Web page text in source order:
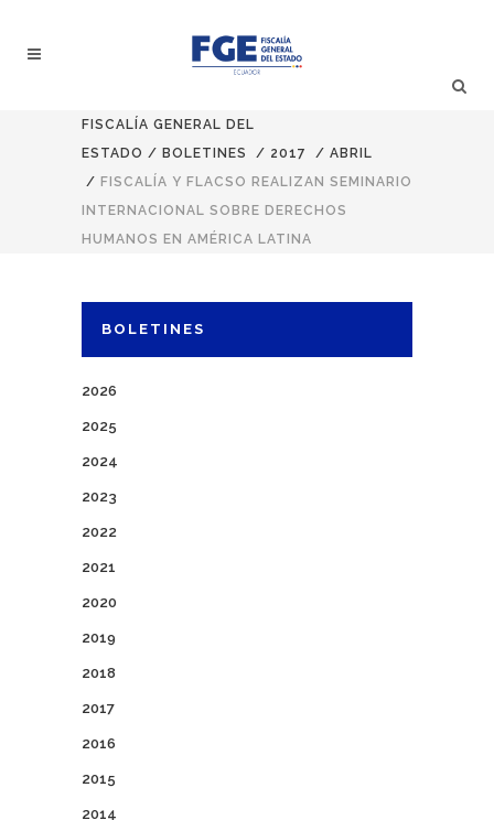
FISCALÍA GENERAL DEL
ESTADO / BOLETINES / 2017 / ABRIL
/ FISCALÍA Y FLACSO REALIZAN SEMINARIO
INTERNACIONAL SOBRE DERECHOS
HUMANOS EN AMÉRICA LATINA
BOLETINES
2026
2025
2024
2023
2022
2021
2020
2019
2018
2017
2016
2015
2014